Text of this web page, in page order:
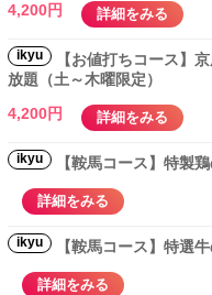
4,200円
詳細をみる
ikyu
【お値打ちコース】
放題（土～木曜限定）
4,200円
詳細をみる
ikyu 【鞍馬コース】特製
詳細をみる
ikyu 【鞍馬コース】特選
詳細をみる